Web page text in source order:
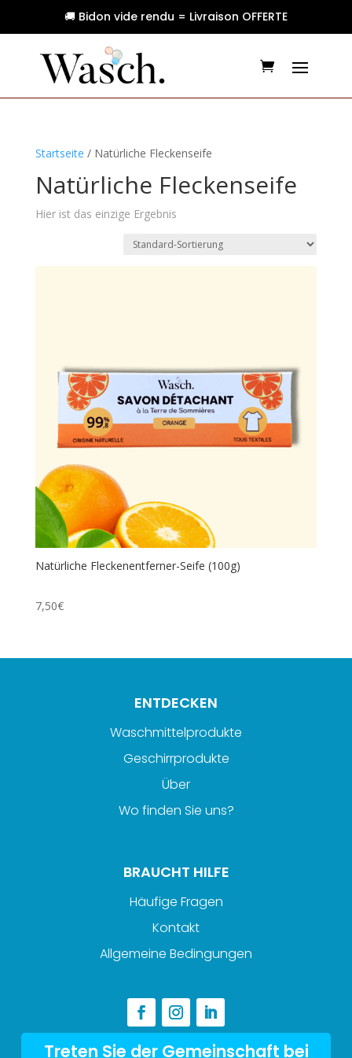
🚚 Bidon vide rendu = Livraison OFFERTE
Startseite / Natürliche Fleckenseife
Natürliche Fleckenseife
Hier ist das einzige Ergebnis
Natürliche Fleckenentferner-Seife (100g)
7,50€
ENTDECKEN
Waschmittelprodukte
Geschirrprodukte
Über
Wo finden Sie uns?
BRAUCHT HILFE
Häufige Fragen
Kontakt
Allgemeine Bedingungen
Treten Sie der Gemeinschaft bei